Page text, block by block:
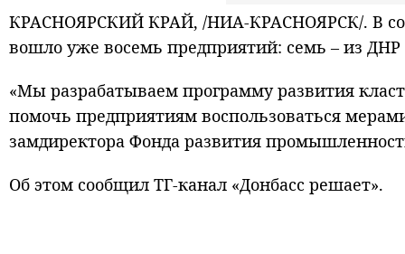
КРАСНОЯРСКИЙ КРАЙ, /НИА-КРАСНОЯРСК/. В
вошло уже восемь предприятий: семь – из ДНР
«Мы разрабатываем программу развития
помочь предприятиям воспользоваться
замдиректора Фонда развития
Об этом сообщил ТГ-канал «Донбасс решает».